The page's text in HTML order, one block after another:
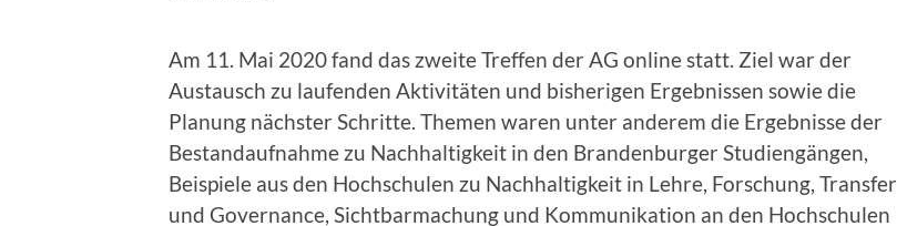
Am 11. Mai 2020 fand das zweite Treffen der AG online statt. Ziel war der
Austausch zu laufenden Aktivitäten und bisherigen Ergebnissen sowie die
Planung nächster Schritte. Themen waren unter anderem die Ergebnisse der
Bestandaufnahme zu Nachhaltigkeit in den Brandenburger Studiengängen,
Beispiele aus den Hochschulen zu Nachhaltigkeit in Lehre, Forschung, Transfer
und Governance, Sichtbarmachung und Kommunikation an den Hochschulen